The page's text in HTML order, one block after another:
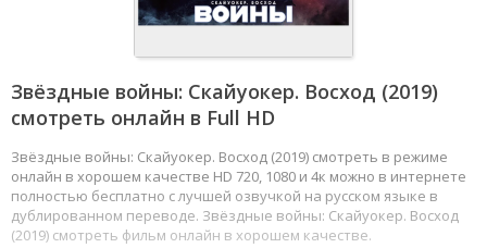
Звёздные войны: Скайуокер. Восход (2019)
смотреть онлайн в Full HD
Звёздные войны: Скайуокер. Восход (2019) смотреть в режиме
онлайн в хорошем качестве HD 720, 1080 и 4к можно в интернете
полностью бесплатно с лучшей озвучкой на русском языке в
дублированном переводе. Звёздные войны: Скайуокер. Восход
(2019) смотреть фильм онлайн в хорошем качестве.